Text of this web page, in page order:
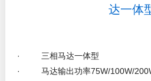
达一体
· 三相马达一体型
· 马达输出功率75W/100W/